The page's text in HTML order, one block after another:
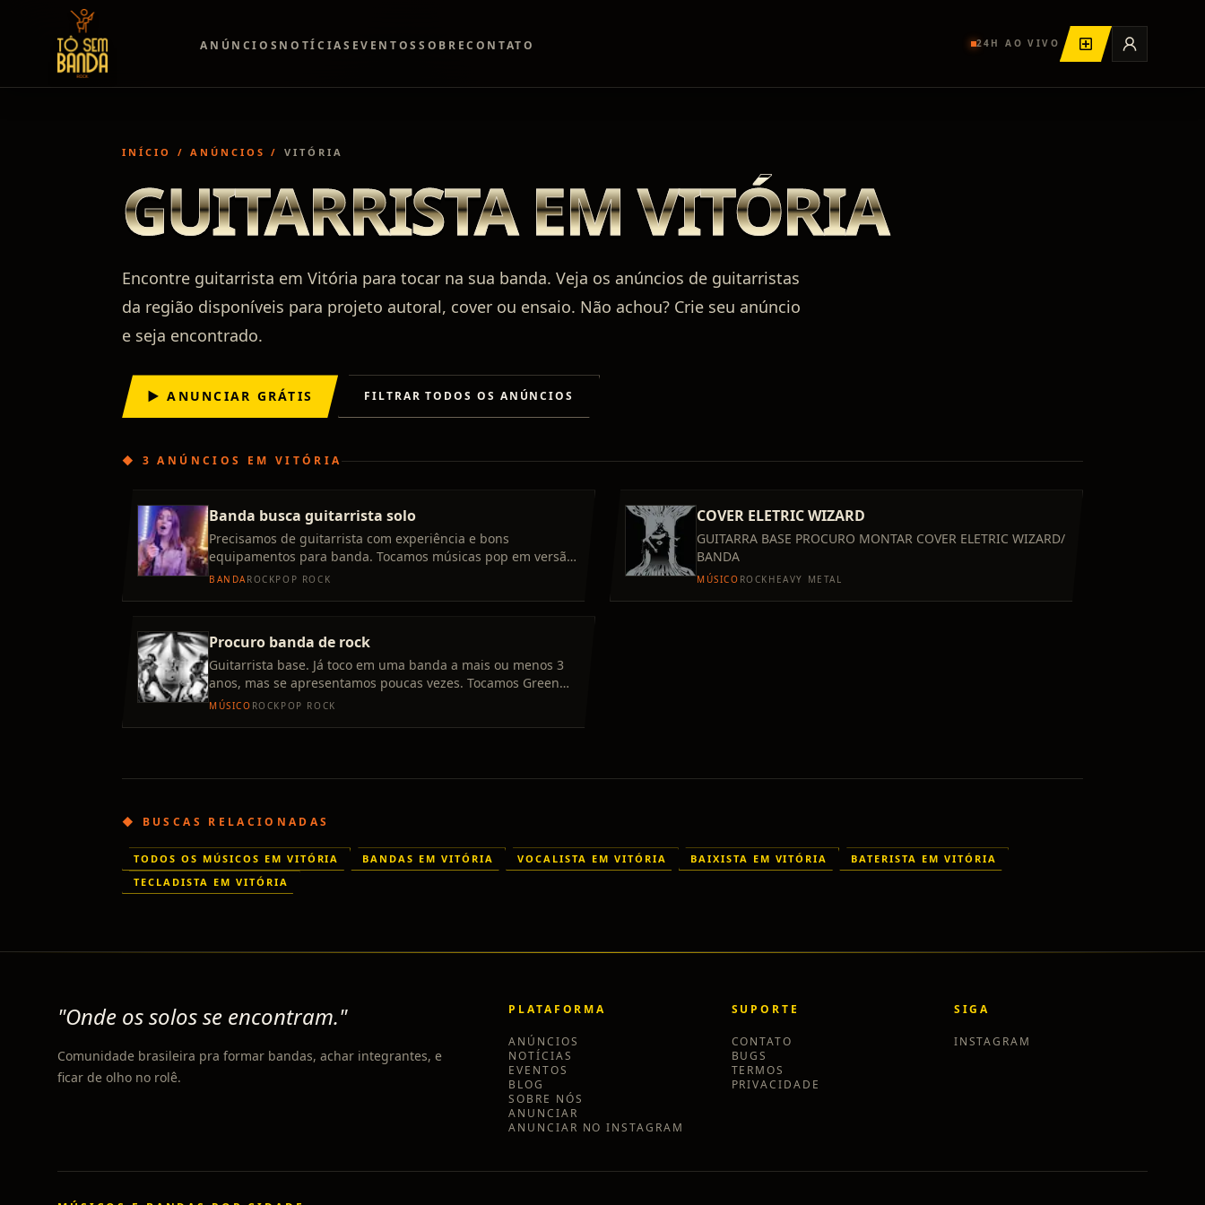
ANÚNCIOS NOTÍCIAS EVENTOSSOBRECONTATO 24H AO VIVO
INÍCIO / ANÚNCIOS / VITÓRIA
GUITARRISTA EM VITÓRIA
Encontre guitarrista em Vitória para tocar na sua banda. Veja os anúncios de guitarristas
da região disponíveis para projeto autoral, cover ou ensaio. Não achou? Crie seu anúncio
e seja encontrado.
▶ ANUNCIAR GRÁTIS FILTRAR TODOS OS ANÚNCIOS
◆ 3 ANÚNCIOS EM VITÓRIA
Banda busca guitarrista solo
Precisamos de guitarrista com experiência e bons
equipamentos para banda. Tocamos músicas pop em versão
rock, com foco em divas atuais como
BANDAROCKPOP ROCK
COVER ELETRIC WIZARD
GUITARRA BASE PROCURO MONTAR COVER ELETRIC WIZARD/
BANDA
MÚSICO ROCK HEAVY METAL
Procuro banda de rock
Guitarrista base. Já toco em uma banda a mais ou menos 3
anos, mas se apresentamos poucas vezes. Tocamos Green
Day, Blink 182, Strokes, CPM
MÚSICO ROCK POP ROCK
◆ BUSCAS RELACIONADAS
TODOS OS MÚSICOS EM VITÓRIA BANDAS EM VITÓRIA VOCALISTA EM VITÓRIA BAIXISTA EM VITÓRIA
BATERISTA EM VITÓRIA
TECLADISTA EM VITÓRIA
"Onde os solos se encontram."
Comunidade brasileira pra formar bandas, achar integrantes, e
ficar de olho no rolê.
PLATAFORMA
ANÚNCIOS
NOTÍCIAS
EVENTOS
BLOG
SOBRE NÓS
ANUNCIAR
ANUNCIAR NO INSTAGRAM
SUPORTE
CONTATO
BUGS
TERMOS
PRIVACIDADE
SIGA
INSTAGRAM